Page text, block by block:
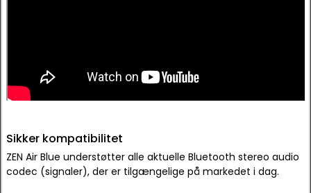
Sikker kompatibilitet
ZEN Air Blue understøtter alle aktuelle Bluetooth stereo audio
codec (signaler), der er tilgængelige på markedet i dag.